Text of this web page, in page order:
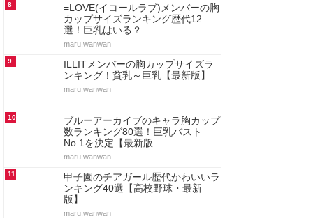
8
=LOVE(イコールラブ)メンバーの胸
カップサイズランキング歴代12
選！巨乳はいる？…
maru.wanwan
9
ILLITメンバーの胸カップサイズラ
ンキング！貧乳～巨乳【最新版】
maru.wanwan
10
ブルーアーカイブのキャラ胸カップ
数ランキング80選！巨乳バスト
No.1を決定【最新版…
maru.wanwan
11
甲子園のチアガール歴代かわいいラ
ンキング40選【高校野球・最新
版】
maru.wanwan